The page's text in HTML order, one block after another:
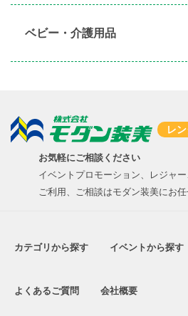
ベビー・介護用品​
レ
お気軽にご相談ください
イベントプロモーション、レジャ
ご利用、ご相談はモダン装美にお任
カテゴリから探す イベントから探す
よくあるご質問 会社概要